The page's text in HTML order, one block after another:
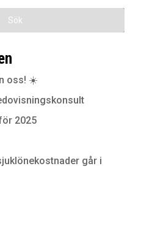
oss! ☀️
2025
går i